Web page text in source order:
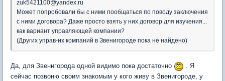
zuk5421100@yandex.ru
Может попробовали бы с ними пообщаться по поводу заключения
с ними договора? Даже просто взять у них договор для изучения...
как вариант управляющей компании?
(Других управ-их компаний в Звенигороде пока не найдено)
Да, для Звенигорода одной видимо пока достаточно
. Я
сейчас позвоню своим знакомым у кого живу в Звенигороде, у